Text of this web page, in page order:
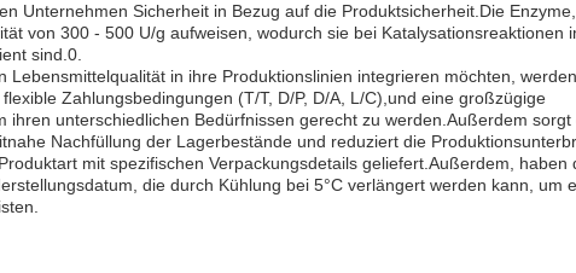
Unternehmen Sicherheit in Bezug auf die Produktsicherheit.Die
von 300 - 500 U/g aufweisen, wodurch sie bei Katalysationsreaktionen
sind.0.
Lebensmittelqualität in ihre Produktionslinien integrieren möchten,
Zahlungsbedingungen (T/T, D/P, D/A, L/C),und eine großzügige
ihren unterschiedlichen Bedürfnissen gerecht zu werden.Außerdem sorgt
Nachfüllung der Lagerbestände und reduziert die
mit spezifischen Verpackungsdetails geliefert.Außerdem, haben
die durch Kühlung bei 5°C verlängert werden kann, um